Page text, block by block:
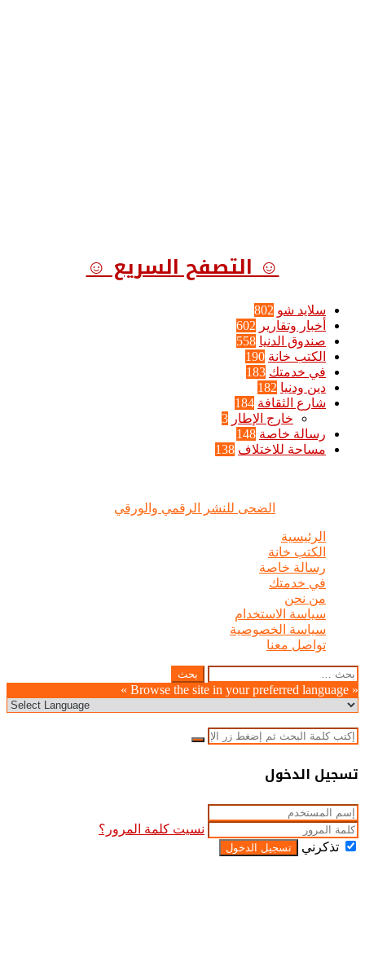
☺ التصفح السريع ☺
سلايد شو 802
أخبار وتقارير 602
صندوق الدنيا 558
الكتب خانة 190
في خدمتك 183
دين ودنيا 182
شارع الثقافة 184
خارج الإطار 3
رسالة خاصة 148
مساحة للاختلاف 138
الضحى للنشر الرقمي والورقي
الرئيسية
الكتب خانة
رسالة خاصة
في خدمتك
من نحن
سياسة الاستخدام
سياسة الخصوصية
تواصل معنا
زر
الذهاب
إلى
إغلاق
البحث
عن:
« Browse the site in your preferred language »
إغلاق
بحث
إغلاق
تسجيل الدخول
نسيت كلمة المرور؟
تذكرني
تسجيل الدخول